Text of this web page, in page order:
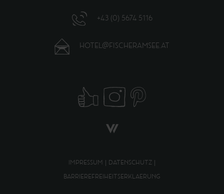
+43 (0) 5674 5116
HOTEL@FISCHERAMSEE.AT
IMPRESSUM DATENSCHUTZ
BARRIEREFREIHEITSERKLAERUNG